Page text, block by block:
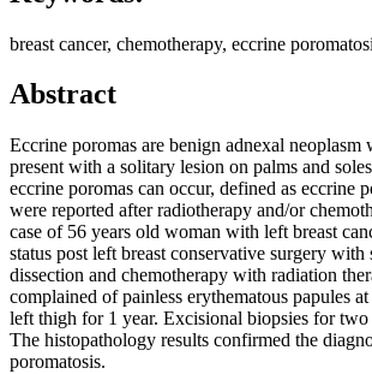
breast cancer, chemotherapy, eccrine
Abstract
Eccrine poromas are benign adnexal neoplasm
present with a solitary lesion on palms and
eccrine poromas can occur, defined as eccrine
were reported after radiotherapy and/or
case of 56 years old woman with left breast
status post left breast conservative surgery
dissection and chemotherapy with radiation
complained of painless erythematous papules
left thigh for 1 year. Excisional biopsies for two
The histopathology results confirmed the
poromatosis.